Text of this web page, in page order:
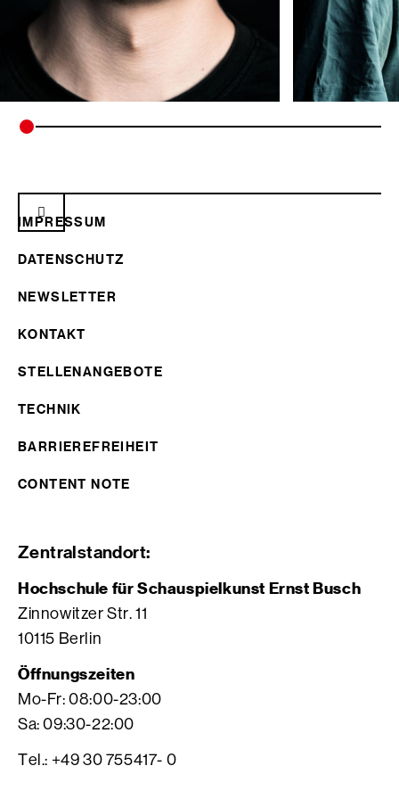
IMPRESSUM
DATENSCHUTZ
NEWSLETTER
KONTAKT
STELLENANGEBOTE
TECHNIK
BARRIEREFREIHEIT
CONTENT NOTE
Zentralstandort:
Hochschule für Schauspielkunst Ernst Busch
Zinnowitzer Str. 11
10115 Berlin
Öffnungszeiten
Mo-Fr: 08:00-23:00
Sa: 09:30-22:00
Tel.: +49 30 755417- 0